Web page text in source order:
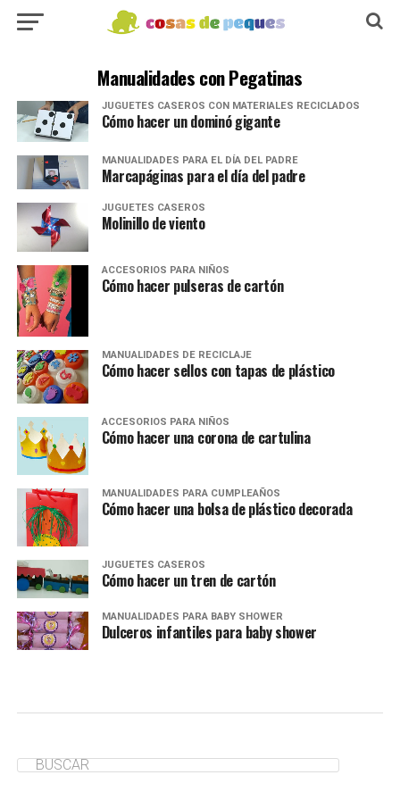
Manualidades con Pegatinas
JUGUETES CASEROS CON MATERIALES RECICLADOS
Cómo hacer un dominó gigante
MANUALIDADES PARA EL DÍA DEL PADRE
Marcapáginas para el día del padre
JUGUETES CASEROS
Molinillo de viento
ACCESORIOS PARA NIÑOS
Cómo hacer pulseras de cartón
MANUALIDADES DE RECICLAJE
Cómo hacer sellos con tapas de plástico
ACCESORIOS PARA NIÑOS
Cómo hacer una corona de cartulina
MANUALIDADES PARA CUMPLEAÑOS
Cómo hacer una bolsa de plástico decorada
JUGUETES CASEROS
Cómo hacer un tren de cartón
MANUALIDADES PARA BABY SHOWER
Dulceros infantiles para baby shower